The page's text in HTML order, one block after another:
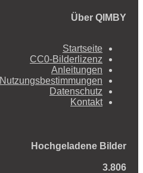
Über QIMBY
Startseite
CC0-Bilderlizenz
Anleitungen
Nutzungsbestimmungen
Datenschutz
Kontakt
Hochgeladene Bilder
3.806